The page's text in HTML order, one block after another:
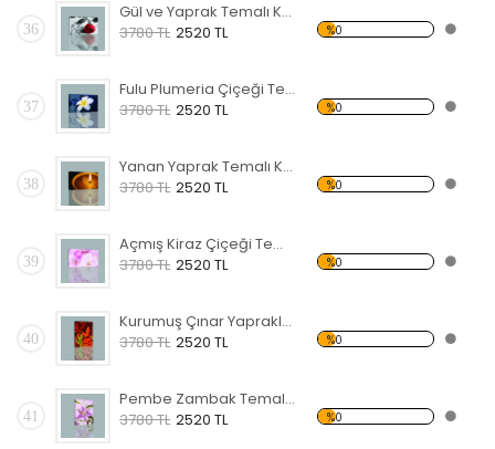
36
Gül ve Yaprak Temalı Kanvas Tablo
3780 TL 2520 TL %0
37
Fulu Plumeria Çiçeği Temalı Kanvas Tablo
3780 TL 2520 TL %0
38
Yanan Yaprak Temalı Kanvas Tablo
3780 TL 2520 TL %0
39
Açmış Kiraz Çiçeği Temalı Kanvas Tablo
3780 TL 2520 TL %0
40
Kurumuş Çınar Yaprakları Temalı Kanvas Tablo
3780 TL 2520 TL %0
41
Pembe Zambak Temalı Kanvas Tablo
3780 TL 2520 TL %0